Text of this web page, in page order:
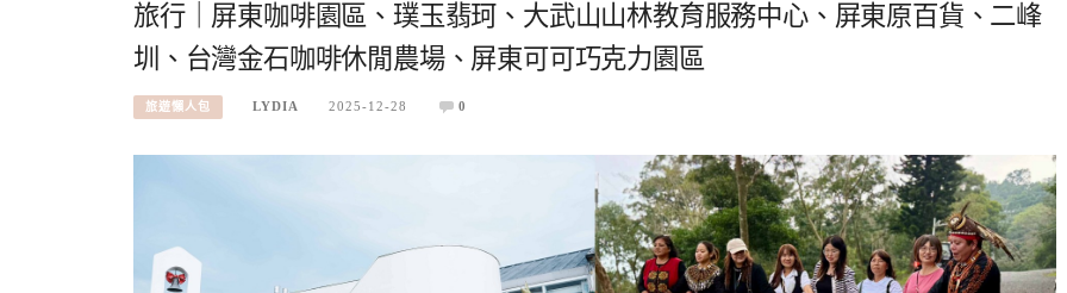
旅行｜屏東咖啡園區、璞玉翡珂、大武山山林教育服務中心、屏東原百貨、二峰
圳、台灣金石咖啡休閒農場、屏東可可巧克力園區
旅遊懶人包 LYDIA 2025-12-28 0